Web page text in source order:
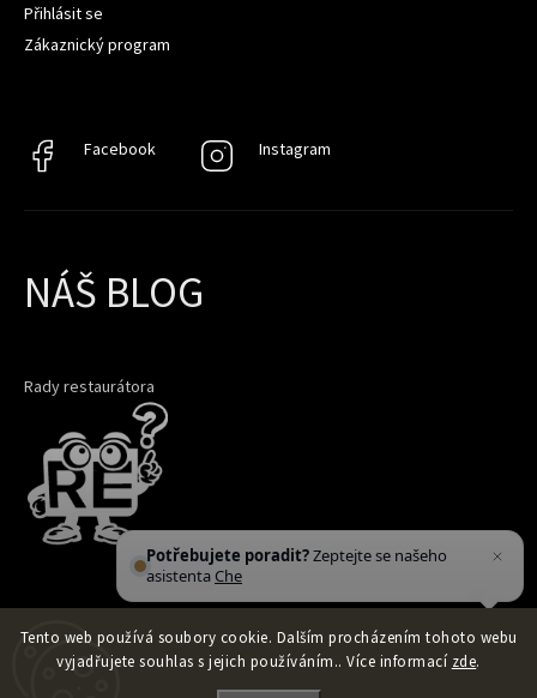
Tento web používá soubory cookie. Dalším procházením tohoto webu
vyjadřujete souhlas s jejich používáním.. Více informací zde.
Přihlásit se
Zákaznický program
Facebook
Facebook Instagram
Instagram
NÁŠ BLOG
Rady restaurátora
Potřebujete poradit?Zeptejte se našeho
asistentaChettyho